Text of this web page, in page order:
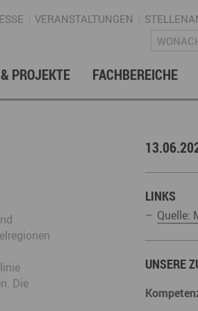
VERANSTALTUNGEN
Wonach
PROJEKTE FACHBEREICHE
Die
LINKS
Quelle:
UNSERE